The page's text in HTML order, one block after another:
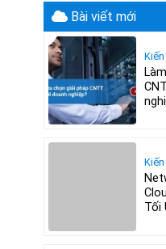
Bài viết mới
Tối